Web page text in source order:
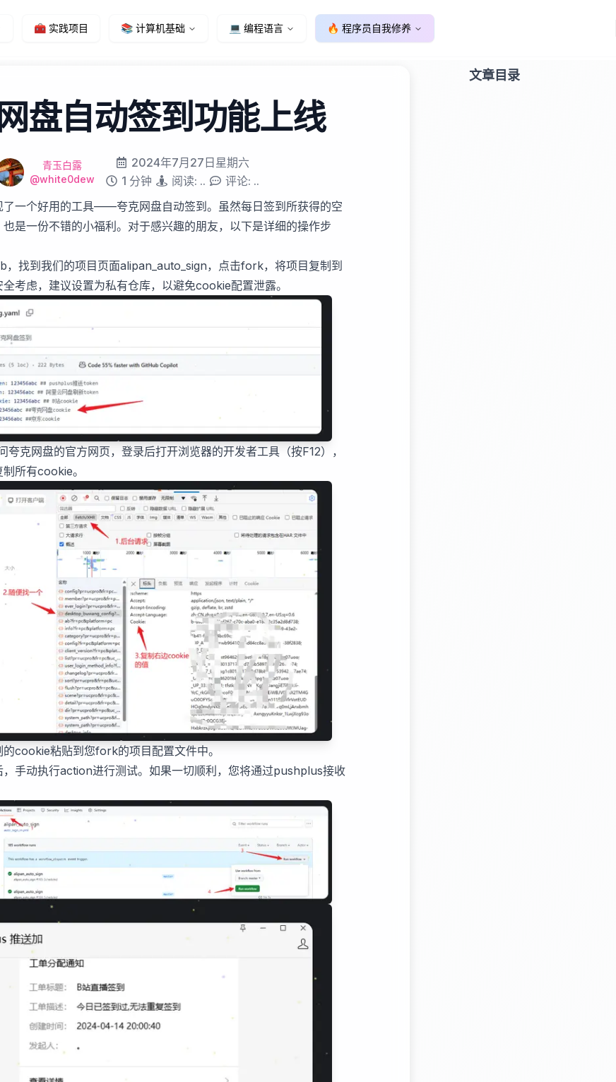
🧰 实践项目 📚 计算机基础 💻 编程语言 🔥 程序员自我修养
盘自动签到功能上线
者 Name
青玉白露
Github
@white0dew
Modified on
2024年7月27日星期六
Reading time
1 分钟 阅读: .. 评论: ..
了一个好用的工具——夸克网盘自动签到。虽然每日签到所获得的空
是一份不错的小福利。对于感兴趣的朋友，以下是详细的操作步
，找到我们的项目页面alipan_auto_sign，点击fork，将项目复制到
考虑，建议设置为私有仓库，以避免cookie配置泄露。
夸克网盘的官方网页，登录后打开浏览器的开发者工具（按F12），
所有cookie。
的cookie粘贴到您fork的项目配置文件中。
，手动执行action进行测试。如果一切顺利，您将通过pushplus接收
文章目录